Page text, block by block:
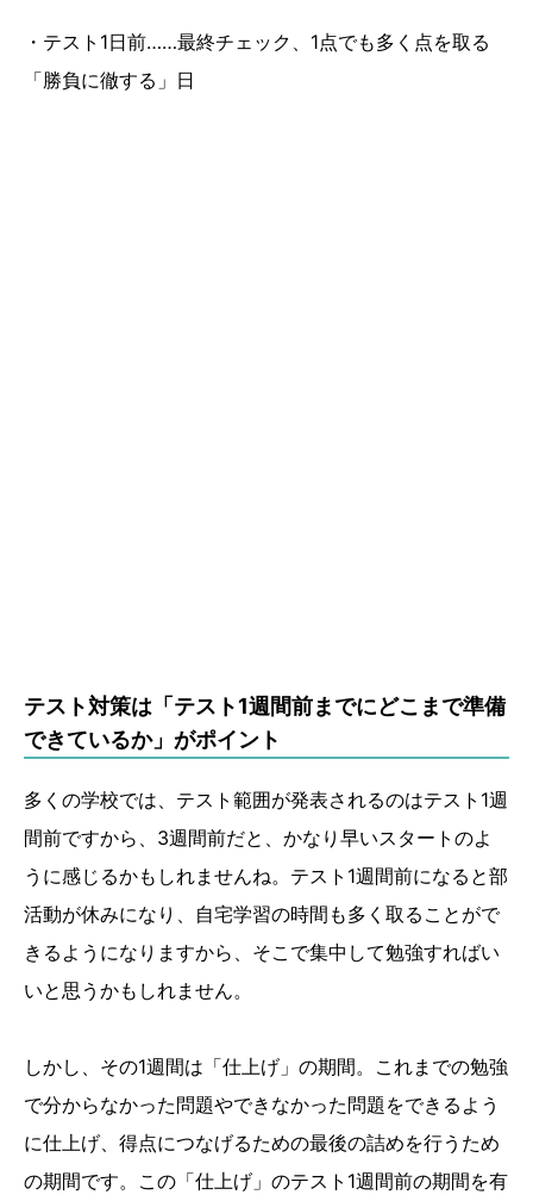
・テスト1日前……最終チェック、1点でも多く点を取る
「勝負に徹する」日
テスト対策は「テスト1週間前までにどこまで準備
できているか」がポイント
多くの学校では、テスト範囲が発表されるのはテスト1週
間前ですから、3週間前だと、かなり早いスタートのよ
うに感じるかもしれませんね。テスト1週間前になると部
活動が休みになり、自宅学習の時間も多く取ることがで
きるようになりますから、そこで集中して勉強すればい
いと思うかもしれません。
しかし、その1週間は「仕上げ」の期間。これまでの勉強
で分からなかった問題やできなかった問題をできるよう
に仕上げ、得点につなげるための最後の詰めを行うため
の期間です。この「仕上げ」のテスト1週間前の期間を有